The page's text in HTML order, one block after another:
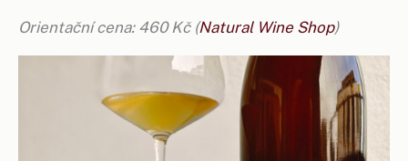
Orientační cena: 460 Kč (Natural Wine Shop)